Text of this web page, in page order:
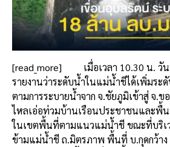
[read_more]
เมื่อเวลา 10.30 น. วั
รายงานว่าระดับน้ำในแม่น้ำชีได้เพิ่มระ
ตามการระบายน้ำจาก จ.ชัยภูมิเข้าสู่ จ.
ไหลเอ่อท่วมบ้านเรือนประชาชนและพื้
ในเขตพื้นที่ตามแนวแม่น้ำชี ขณะที่บริเ
ข้ามแม่น้ำชี ถ.มิตรภาพ พื้นที่ บ.กุดกว้าง